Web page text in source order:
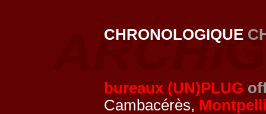
CHRONOLOGIQUE
bureaux (UN)PLUG
Cambacérès,